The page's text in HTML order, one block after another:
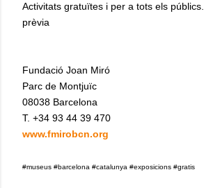
Activitats gratuïtes i per a tots els
prèvia
Fundació Joan Miró
Parc de Montjuïc
08038 Barcelona
T. +34 93 44 39 470
www.fmirobcn.org
#museus #barcelona #catalunya #exposicions #gratis